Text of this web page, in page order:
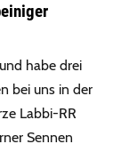
habe drei
bei uns in der
Labbi-RR
Sennen